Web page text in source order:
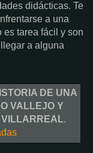
didácticas. Te
a una
tarea fácil y son
a alguna
DE UNA
VALLEJO Y
VILLARREAL.